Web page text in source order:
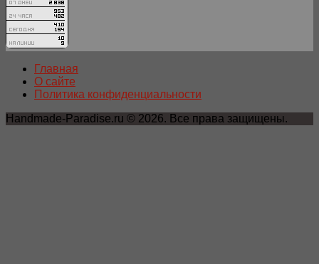
Главная
О сайте
Политика конфиденциальности
Handmade-Paradise.ru © 2026. Все права защищены.